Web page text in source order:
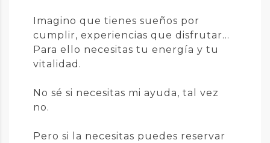
Imagino que tienes sueños por
cumplir, experiencias que disfrutar...
Para ello necesitas tu energía y tu
vitalidad.
No sé si necesitas mi ayuda, tal vez
no.
Pero si la necesitas puedes reservar